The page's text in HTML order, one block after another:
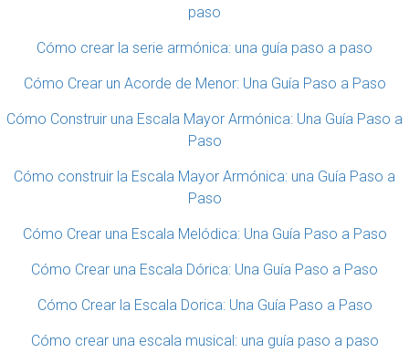
paso
Cómo crear la serie armónica: una guía paso a paso
Cómo Crear un Acorde de Menor: Una Guía Paso a Paso
Cómo Construir una Escala Mayor Armónica: Una Guía Paso a
Paso
Cómo construir la Escala Mayor Armónica: una Guía Paso a
Paso
Cómo Crear una Escala Melódica: Una Guía Paso a Paso
Cómo Crear una Escala Dórica: Una Guía Paso a Paso
Cómo Crear la Escala Dorica: Una Guía Paso a Paso
Cómo crear una escala musical: una guía paso a paso